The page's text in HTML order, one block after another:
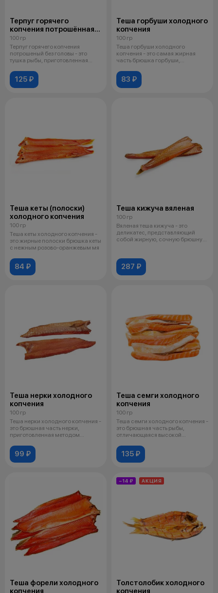
Терпуг горячего
копчения потрошённая
без головы
100 гр
Терпуг горячего копчения
потрошеный без головы - это
тушка рыбы, приготовленная
125 ₽
Теша горбуши холодного
копчения
100 гр
Теша горбуши холодного
копчения - это самая жирная
часть брюшка горбуши,
83 ₽
Теша кеты (полоски)
холодного копчения
100 гр
Теша кеты холодного копчения -
это жирные полоски брюшка кеты
с нежным розово-оранжевым мя
84 ₽
Теша кижуча вяленая
100 гр
Вяленая теша кижуча - это
деликатес, представляющий
собой жирную, сочную брюшную
287 ₽
Теша нерки холодного
копчения
100 гр
Теша нерки холодного копчения -
это брюшная часть нерки,
приготовленная методом
99 ₽
Теша семги холодного
копчения
100 гр
Теша семги холодного копчения -
это брюшная часть рыбы,
отличающаяся высокой
135 ₽
Теша форели холодного
копчения
−14 ₽ АКЦИЯ
Толстолобик холодного
копчения